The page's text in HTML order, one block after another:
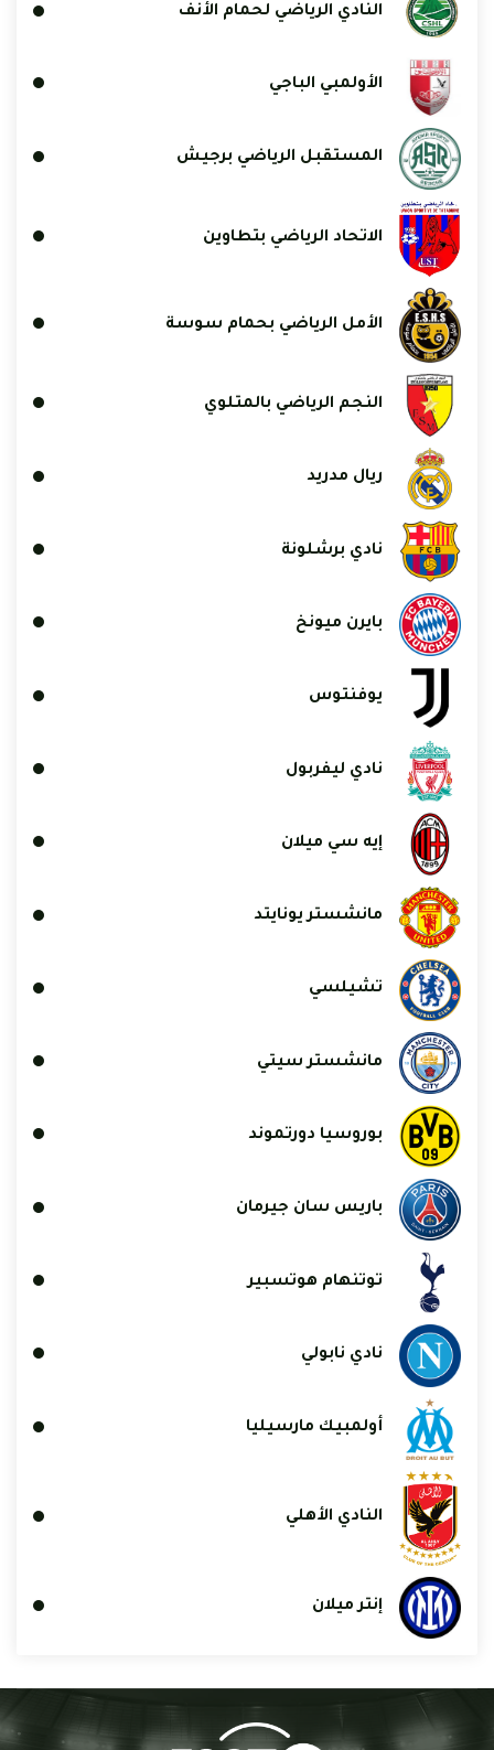
النادي الرياضي لحمام الأنف
الأولمبي الباجي
المستقبل الرياضي برجيش
الاتحاد الرياضي بتطاوين
الأمل الرياضي بحمام سوسة
النجم الرياضي بالمتلوي
ريال مدريد
نادي برشلونة
بايرن ميونخ
يوفنتوس
نادي ليفربول
إيه سي ميلان
مانشستر يونايتد
تشيلسي
مانشستر سيتي
بوروسيا دورتموند
باريس سان جيرمان
توتنهام هوتسبير
نادي نابولي
أولمبيك مارسيليا
النادي الأهلي
إنتر ميلان